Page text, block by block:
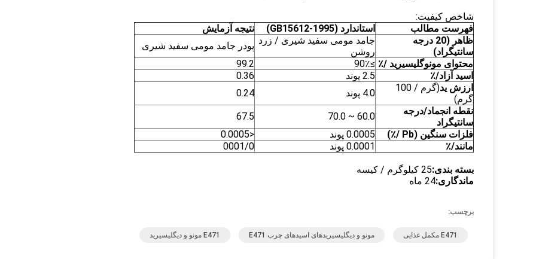
شاخص کیفیت:
فهرست مطالب
استاندارد (GB15612-1995)
نتیجه آزمایش
ظاهر (20 درجه
سانتیگراد)
جامد مومی سفید شیری / زرد
روشن
پودر جامد مومی سفید شیری
محتوای مونوگلیسیرید /٪ ≥90٪
99.2
اسید آزاد/٪
2.5 پوند
0.36
ارزش ید
(گرم / 100
گرم)
4.0 پوند
0.24
نقطه انجماد/درجه
سانتیگراد
60.0 ~ 70.0
67.5
فلزات سنگین (Pb /٪)
0.0005 پوند
<0.0005
مانند/٪
0.0001 پوند 0001/0
بسته بندی:25 کیلوگرم / کیسه
ماندگاری:24 ماه
برچسب:
E471 مکمل غذایی مونو و دیگلیسیریدهای اسیدهای چرب E471 E471 مونو و دیگلیسیرید